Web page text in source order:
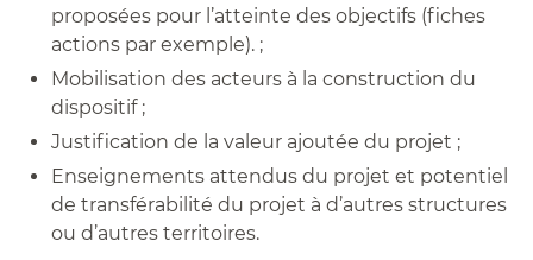
proposées pour l’atteinte des objectifs (fiches
actions par exemple). ;
Mobilisation des acteurs à la construction du
dispositif ;
Justification de la valeur ajoutée du projet ;
Enseignements attendus du projet et potentiel
de transférabilité du projet à d’autres structures
ou d’autres territoires.